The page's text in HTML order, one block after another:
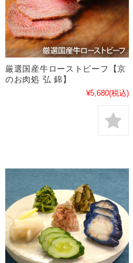
厳選国産牛ローストビーフ【京
のお肉処 弘 錦】
¥5,680(税込)